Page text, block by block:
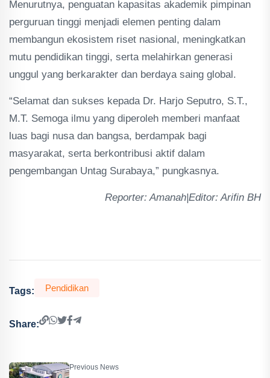
Menurutnya, penguatan kapasitas akademik pimpinan
perguruan tinggi menjadi elemen penting dalam
membangun ekosistem riset nasional, meningkatkan
mutu pendidikan tinggi, serta melahirkan generasi
unggul yang berkarakter dan berdaya saing global.
“Selamat dan sukses kepada Dr. Harjo Seputro, S.T.,
M.T. Semoga ilmu yang diperoleh memberi manfaat
luas bagi nusa dan bangsa, berdampak bagi
masyarakat, serta berkontribusi aktif dalam
pengembangan Untag Surabaya,” pungkasnya.
Reporter: Amanah|Editor: Arifin BH
Tags: Pendidikan
Share:
Previous News